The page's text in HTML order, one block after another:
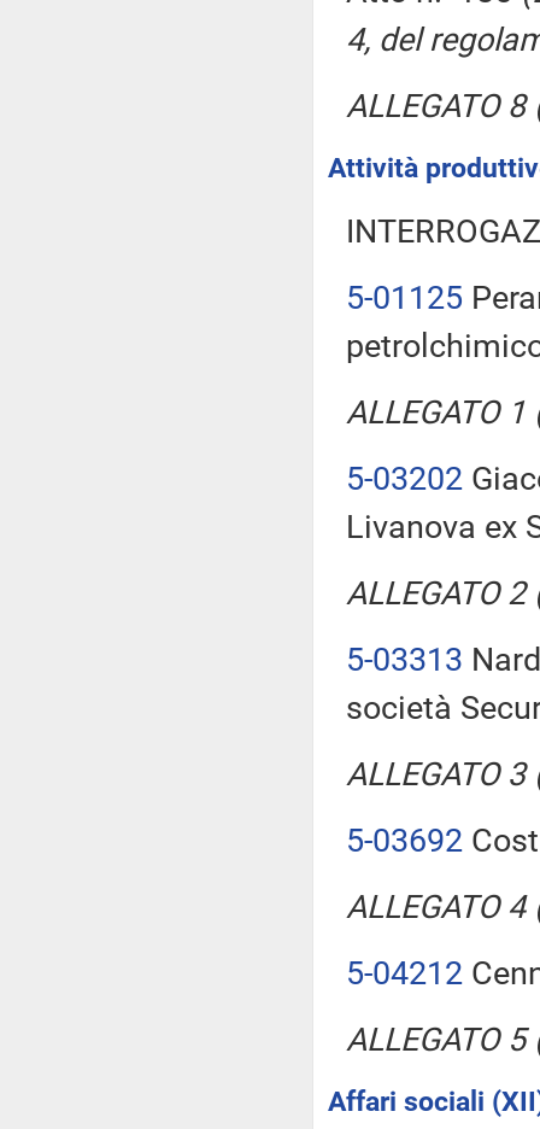
4, del
ALLEGATO
Attività
5-01125
ALLEGATO
5-03202
Livanova ex
ALLEGATO
5-03313
società
ALLEGATO
5-03692
ALLEGATO
5-04212
ALLEGATO
Affari sociali